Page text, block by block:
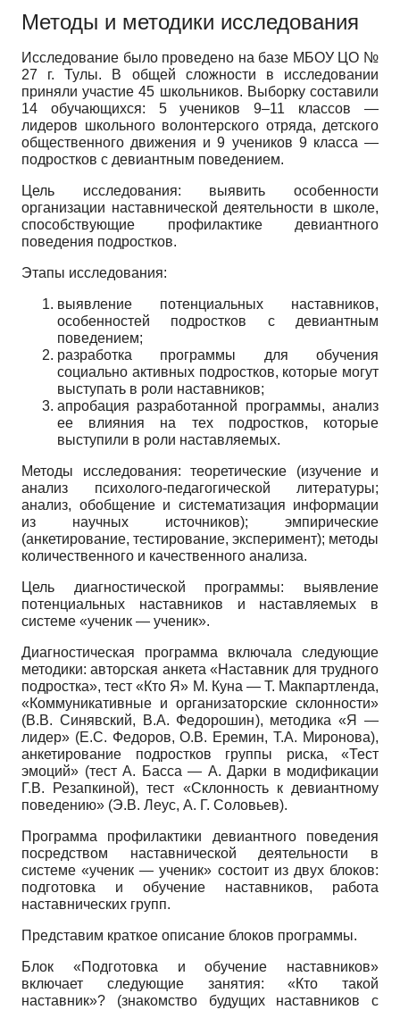
Методы и методики исследования
Исследование было проведено на базе МБОУ ЦО №
27 г. Тулы. В общей сложности в исследовании
приняли участие 45 школьников. Выборку составили
14 обучающихся: 5 учеников 9–11 классов —
лидеров школьного волонтерского отряда, детского
общественного движения и 9 учеников 9 класса —
подростков с девиантным поведением.
Цель исследования: выявить особенности
организации наставнической деятельности в школе,
способствующие профилактике девиантного
поведения подростков.
Этапы исследования:
выявление потенциальных наставников,
особенностей подростков с девиантным
поведением;
разработка программы для обучения
социально активных подростков, которые могут
выступать в роли наставников;
апробация разработанной программы, анализ
ее влияния на тех подростков, которые
выступили в роли наставляемых.
Методы исследования: теоретические (изучение и
анализ психолого-педагогической литературы;
анализ, обобщение и систематизация информации
из научных источников); эмпирические
(анкетирование, тестирование, эксперимент); методы
количественного и качественного анализа.
Цель диагностической программы: выявление
потенциальных наставников и наставляемых в
системе «ученик — ученик».
Диагностическая программа включала следующие
методики: авторская анкета «Наставник для трудного
подростка», тест «Кто Я» М. Куна — Т. Макпартленда,
«Коммуникативные и организаторские склонности»
(В.В. Синявский, В.А. Федорошин), методика «Я —
лидер» (Е.С. Федоров, О.В. Еремин, Т.А. Миронова),
анкетирование подростков группы риска, «Тест
эмоций» (тест А. Басса — А. Дарки в модификации
Г.В. Резапкиной), тест «Склонность к девиантному
поведению» (Э.В. Леус, А. Г. Соловьев).
Программа профилактики девиантного поведения
посредством наставнической деятельности в
системе «ученик — ученик» состоит из двух блоков:
подготовка и обучение наставников, работа
наставнических групп.
Представим краткое описание блоков программы.
Блок «Подготовка и обучение наставников»
включает следующие занятия: «Кто такой
наставник»? (знакомство будущих наставников с